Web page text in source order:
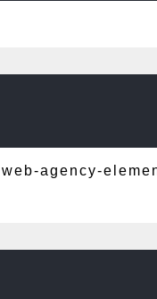
web-agency-